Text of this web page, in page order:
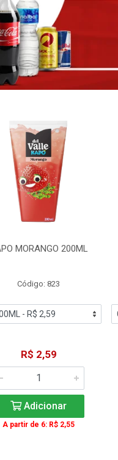
MORANGO 200ML
Código: 823
R$ 2,59
Adicionar
A partir de 6: R$ 2,55